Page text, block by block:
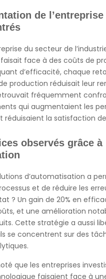
de
du secteur de
face à des coûts de
d’efficacité, chaque
production réduisait leur
fréquemment
qui augmentaient les
réduisaient la satisfaction
observés grâce à
d’automatisation a
et de réduire les
? Un gain de 20% en
et une amélioration
Cette stratégie a aussi
se concentrent sur des
que les entreprises
faisaient face à